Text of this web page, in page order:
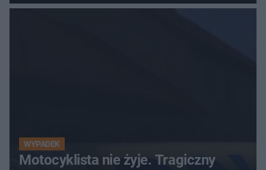
WYPADEK
Motocyklista nie żyje. Tragiczny